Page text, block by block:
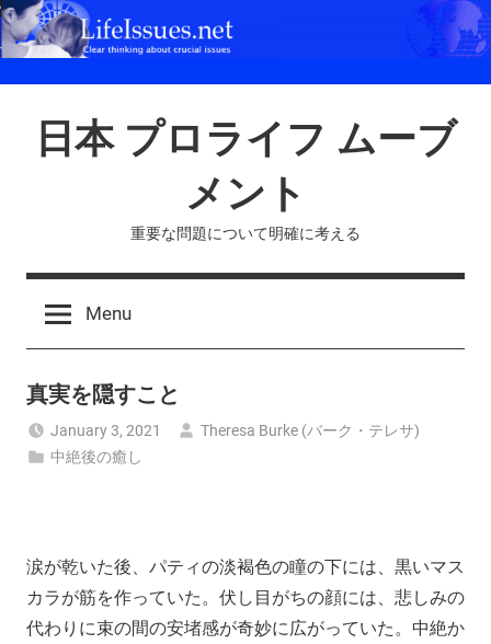
Skip
to
日本 プロライフ ムーブ
メント
重要な問題について明確に考える
Menu
真実を隠すこと
January 3, 2021
Theresa Burke (バーク・テレサ)
中絶後の癒し
涙が乾いた後、パティの淡褐色の瞳の下には、黒いマス
カラが筋を作っていた。伏し目がちの顔には、悲しみの
代わりに束の間の安堵感が奇妙に広がっていた。中絶か